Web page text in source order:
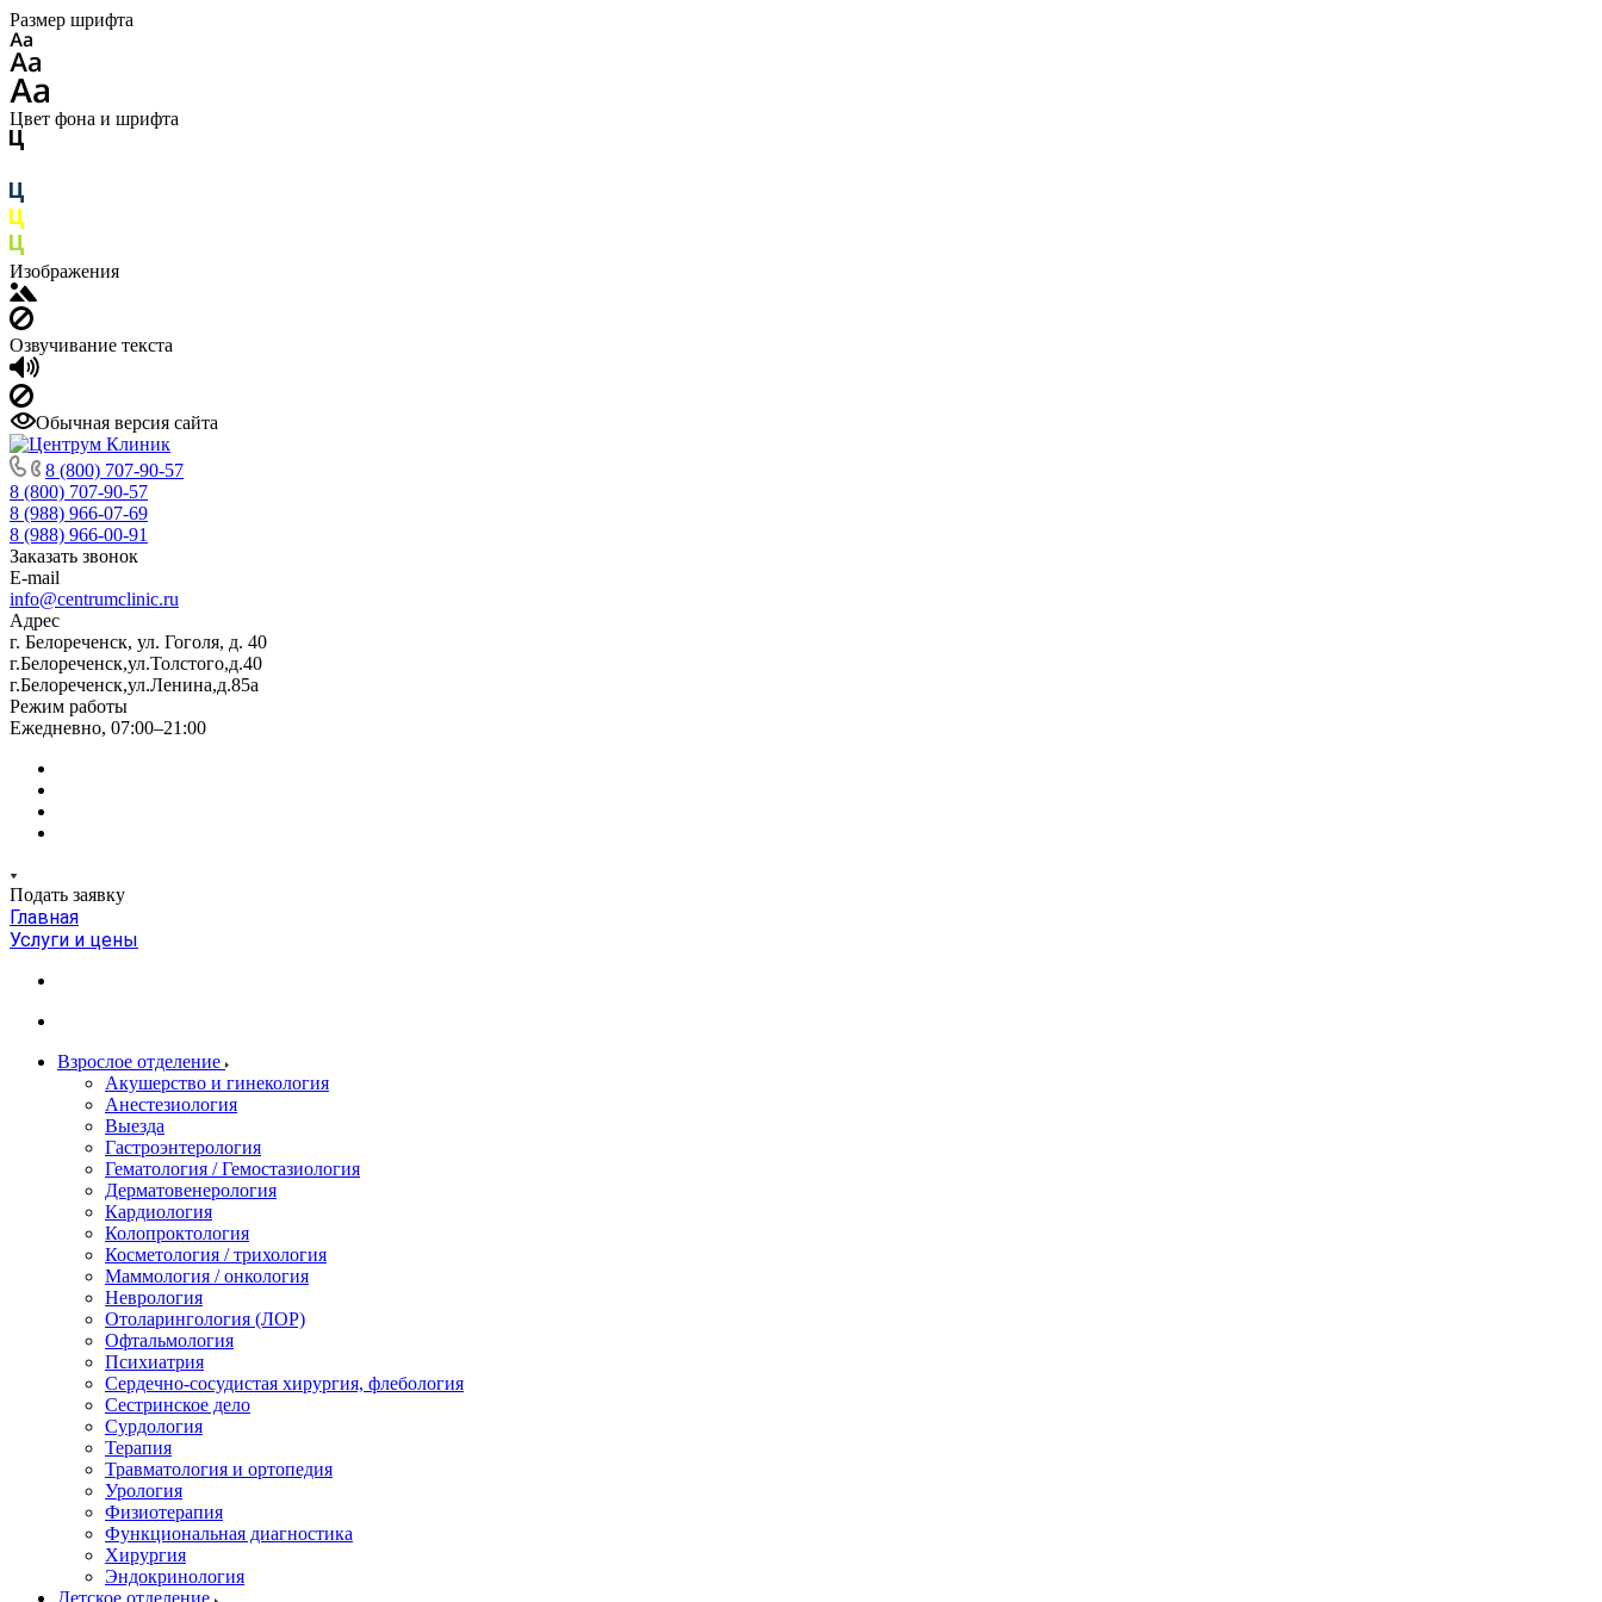
Размер шрифта
Цвет фона и шрифта
Изображения
Озвучивание текста
Обычная версия сайта
8 (800) 707-90-57
8 (800) 707-90-57
8 (988) 966-07-69
8 (988) 966-00-91
Заказать звонок
E-mail
info@centrumclinic.ru
Адрес
г. Белореченск, ул. Гоголя, д. 40
г.Белореченск,ул.Толстого,д.40
г.Белореченск,ул.Ленина,д.85а
Режим работы
Ежедневно, 07:00–21:00
Подать заявку
Главная
Услуги и цены
Взрослое отделение
Акушерство и гинекология
Анестезиология
Выезда
Гастроэнтерология
Гематология / Гемостазиология
Дерматовенерология
Кардиология
Колопроктология
Косметология / трихология
Маммология / онкология
Неврология
Отоларингология (ЛОР)
Офтальмология
Психиатрия
Сердечно-сосудистая хирургия, флебология
Сестринское дело
Сурдология
Терапия
Травматология и ортопедия
Урология
Физиотерапия
Функциональная диагностика
Хирургия
Эндокринология
Детское отделение